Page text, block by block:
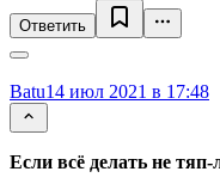
Ответить
Batu14 июл 2021 в 17:48
Если всё делать не